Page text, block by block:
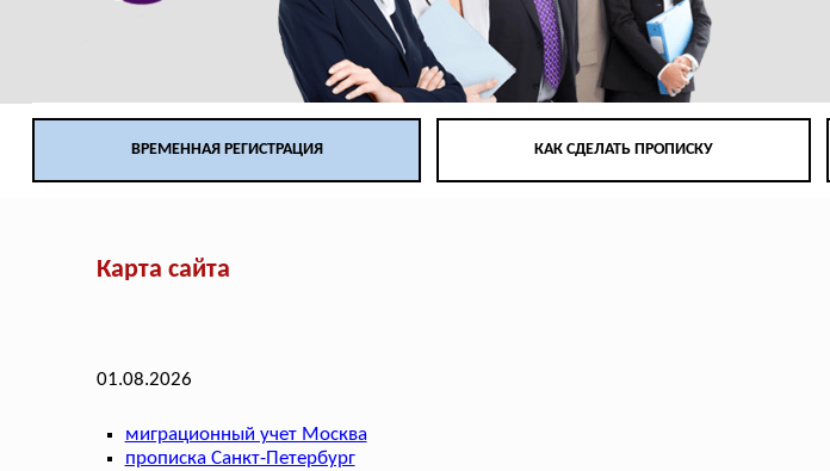
ВРЕМЕННАЯ РЕГИСТРАЦИЯ КАК СДЕЛАТЬ ПРОПИСКУ
Карта сайта
01.08.2026
миграционный учет Москва
прописка Санкт-Петербург